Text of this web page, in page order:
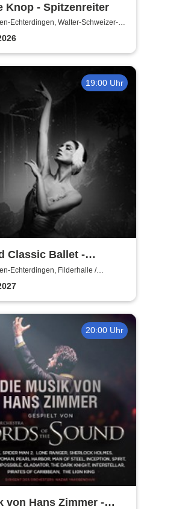
Knop - Spitzenreiter
Echterdingen, Walter-Schweizer-
Goldäcker
19:00 Uhr
Classic Ballet -
- Jenseits der
mit live Streichquartett
Echterdingen, Filderhalle /
u.KulturCentrum
20:00 Uhr
von Hans Zimmer -